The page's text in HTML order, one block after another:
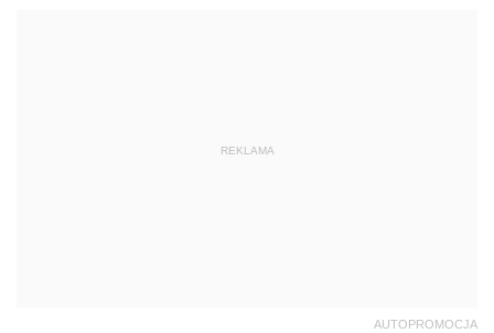
REKLAMA
AUTOPROMOCJA